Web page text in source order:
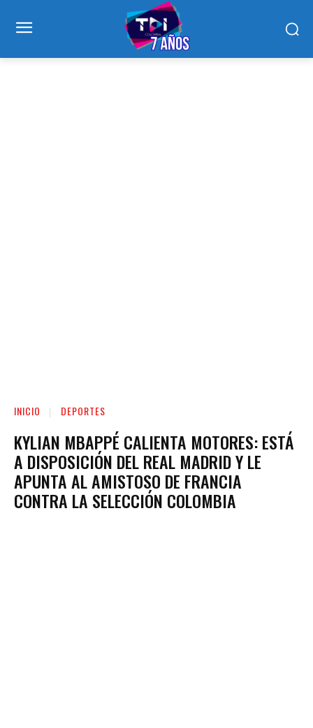
INICIO DEPORTES
KYLIAN MBAPPÉ CALIENTA MOTORES: ESTÁ
A DISPOSICIÓN DEL REAL MADRID Y LE
APUNTA AL AMISTOSO DE FRANCIA
CONTRA LA SELECCIÓN COLOMBIA